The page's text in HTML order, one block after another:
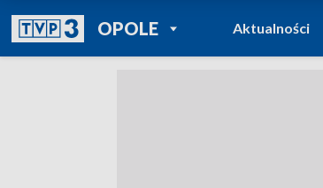
OPOLEPOWRÓT DO
TVP REGIONY
Aktualności